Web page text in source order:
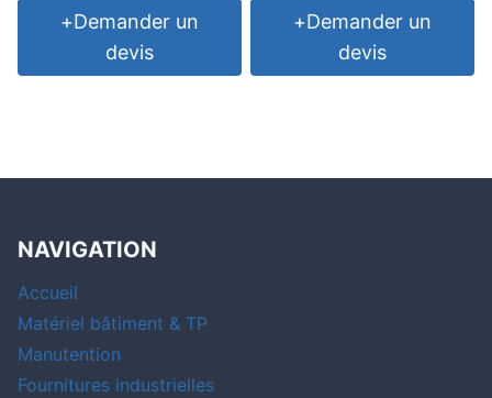
+Demander un
devis
+Demander un
devis
NAVIGATION
Accueil
Matériel bâtiment & TP
Manutention
Fournitures industrielles